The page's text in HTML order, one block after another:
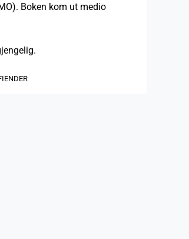
Boken kom ut medio